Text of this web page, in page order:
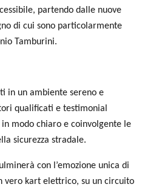
partendo dalle nuove
di cui sono particolarmente
Tamburini.
in un ambiente sereno e
qualificati e testimonial
modo chiaro e coinvolgente le
sicurezza stradale.
con l’emozione unica di
vero kart elettrico, su un circuito